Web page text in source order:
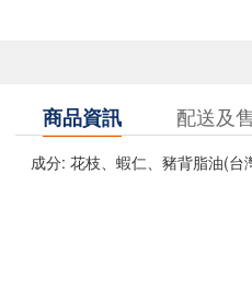
商品資訊 配送及
成分: 花枝、蝦仁、豬背脂油(台